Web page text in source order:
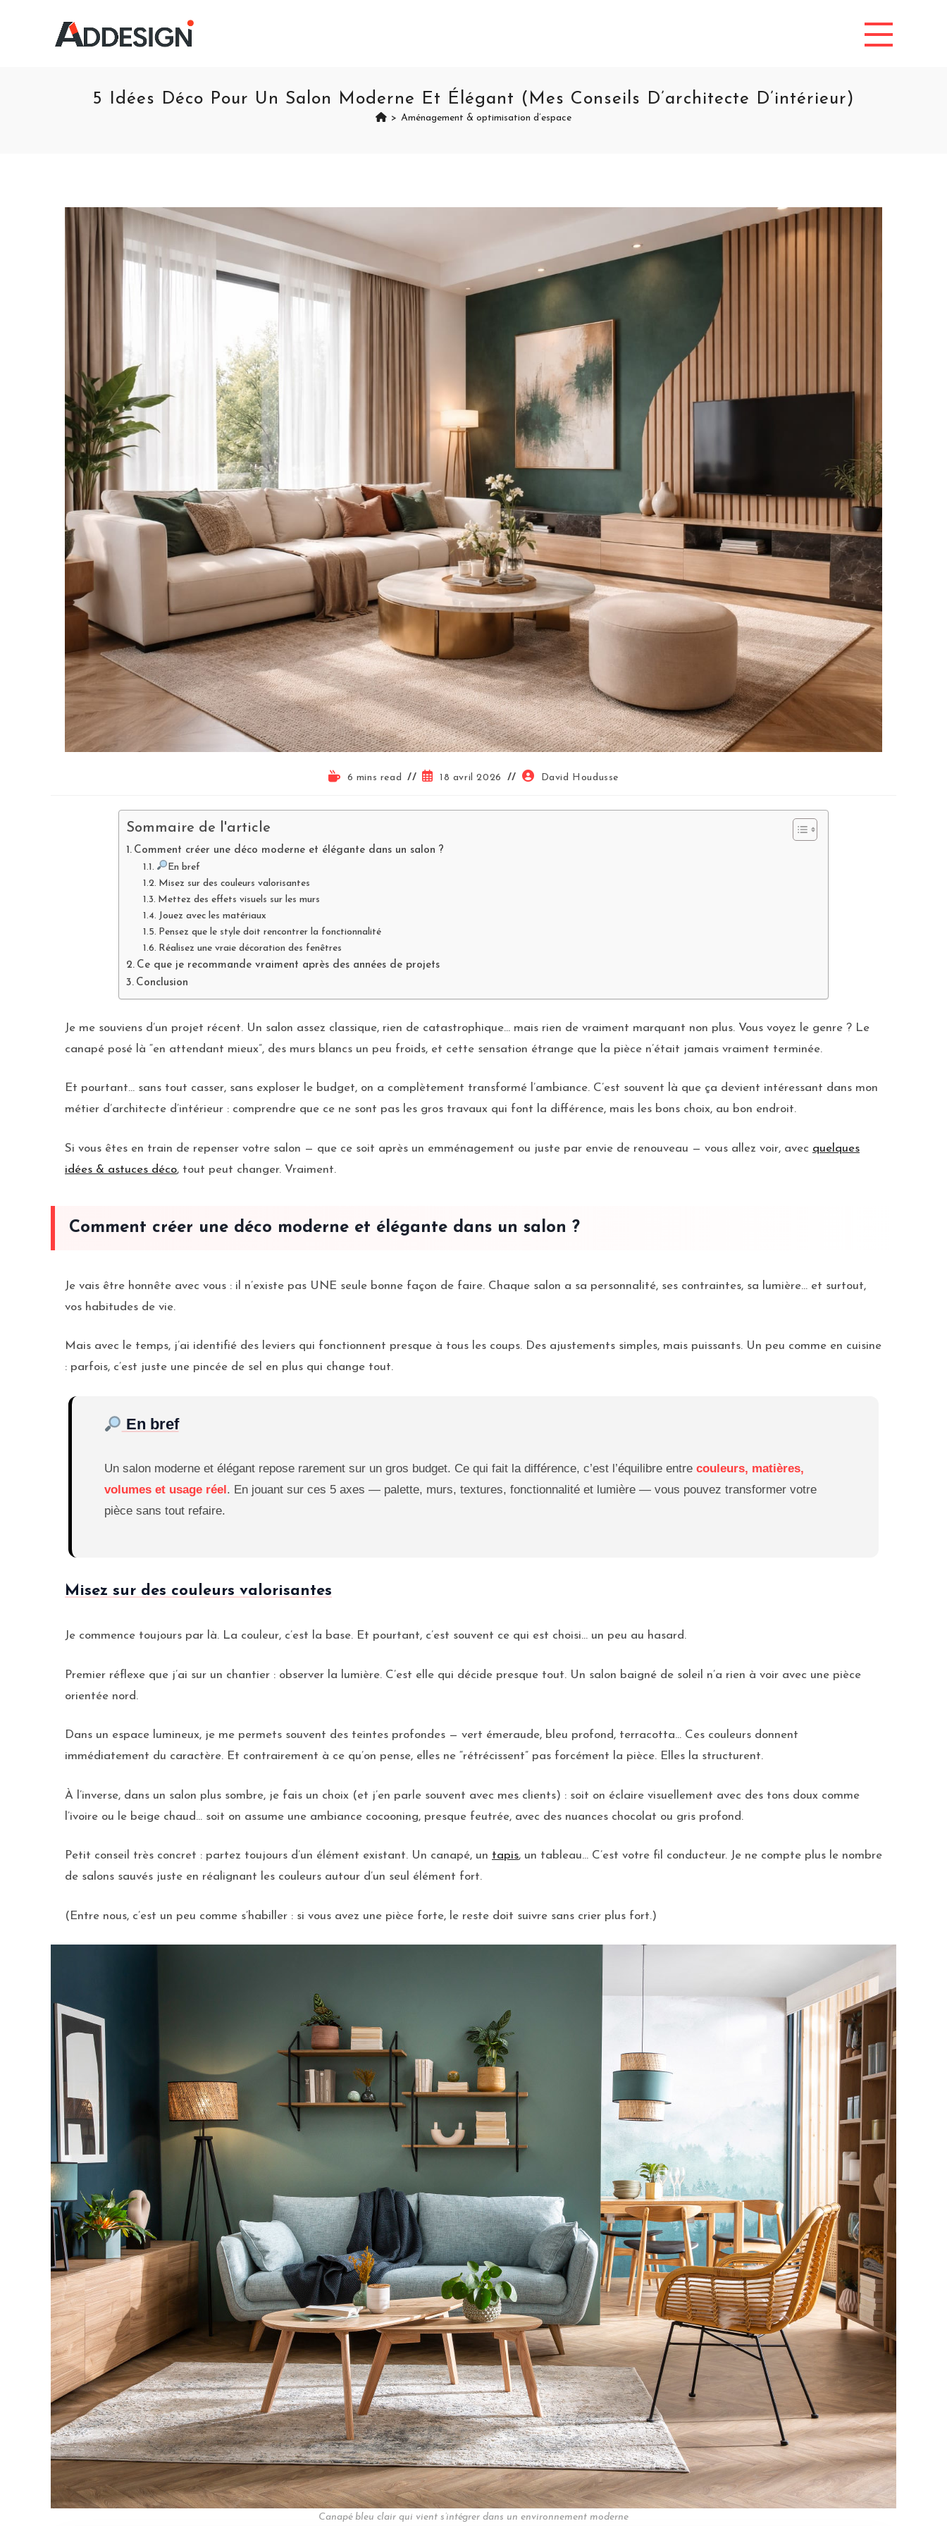
5 Idées Déco Pour Un Salon Moderne Et Élégant (mes Conseils D’architecte D’intérieur)
> Aménagement & optimisation d’espace
6 mins read 18 avril 2026 David Houdusse
Sommaire de l'article
Comment créer une déco moderne et élégante dans un salon ?
En bref
Misez sur des couleurs valorisantes
Mettez des effets visuels sur les murs
Jouez avec les matériaux
Pensez que le style doit rencontrer la fonctionnalité
Réalisez une vraie décoration des fenêtres
Ce que je recommande vraiment après des années de projets
Conclusion
Je me souviens d’un projet récent. Un salon assez classique, rien de catastrophique… mais rien de vraiment marquant non plus. Vous voyez le genre ? Le
canapé posé là “en attendant mieux”, des murs blancs un peu froids, et cette sensation étrange que la pièce n’était jamais vraiment terminée.
Et pourtant… sans tout casser, sans exploser le budget, on a complètement transformé l’ambiance. C’est souvent là que ça devient intéressant dans mon
métier d’architecte d’intérieur : comprendre que ce ne sont pas les gros travaux qui font la différence, mais les bons choix, au bon endroit.
Si vous êtes en train de repenser votre salon — que ce soit après un emménagement ou juste par envie de renouveau — vous allez voir, avec quelques
idées & astuces déco, tout peut changer. Vraiment.
Comment créer une déco moderne et élégante dans un salon ?
Je vais être honnête avec vous : il n’existe pas UNE seule bonne façon de faire. Chaque salon a sa personnalité, ses contraintes, sa lumière… et surtout,
vos habitudes de vie.
Mais avec le temps, j’ai identifié des leviers qui fonctionnent presque à tous les coups. Des ajustements simples, mais puissants. Un peu comme en cuisine
: parfois, c’est juste une pincée de sel en plus qui change tout.
En bref
Un salon moderne et élégant repose rarement sur un gros budget. Ce qui fait la différence, c’est l’équilibre entre couleurs, matières,
volumes et usage réel . En jouant sur ces 5 axes — palette, murs, textures, fonctionnalité et lumière — vous pouvez transformer votre
pièce sans tout refaire.
Misez sur des couleurs valorisantes
Je commence toujours par là. La couleur, c’est la base. Et pourtant, c’est souvent ce qui est choisi… un peu au hasard.
Premier réflexe que j’ai sur un chantier : observer la lumière. C’est elle qui décide presque tout. Un salon baigné de soleil n’a rien à voir avec une pièce
orientée nord.
Dans un espace lumineux, je me permets souvent des teintes profondes — vert émeraude, bleu profond, terracotta… Ces couleurs donnent
immédiatement du caractère. Et contrairement à ce qu’on pense, elles ne “rétrécissent” pas forcément la pièce. Elles la structurent.
À l’inverse, dans un salon plus sombre, je fais un choix (et j’en parle souvent avec mes clients) : soit on éclaire visuellement avec des tons doux comme
l’ivoire ou le beige chaud… soit on assume une ambiance cocooning, presque feutrée, avec des nuances chocolat ou gris profond.
Petit conseil très concret : partez toujours d’un élément existant. Un canapé, un tapis, un tableau… C’est votre fil conducteur. Je ne compte plus le nombre
de salons sauvés juste en réalignant les couleurs autour d’un seul élément fort.
(Entre nous, c’est un peu comme s’habiller : si vous avez une pièce forte, le reste doit suivre sans crier plus fort.)
Canapé bleu clair qui vient s’intégrer dans un environnement moderne